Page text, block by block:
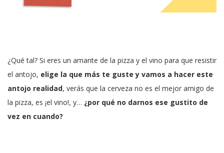
¿Qué tal? Si eres un amante de la pizza y el vino para que resistir
el antojo, elige la que más te guste y vamos a hacer este
antojo realidad, verás que la cerveza no es el mejor amigo de
la pizza, es ¡el vino!, y… ¿por qué no darnos ese gustito de
vez en cuando?